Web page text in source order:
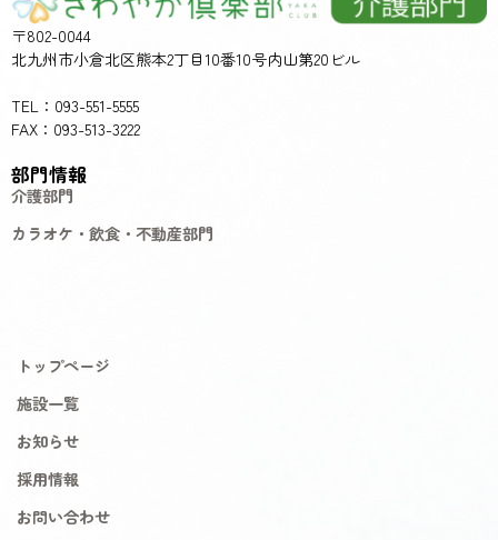
〒802-0044
北九州市小倉北区熊本2丁目10番10号内山第20ビル
TEL：093-551-5555
FAX：093-513-3222
部門情報
介護部門
カラオケ・飲食・不動産部門
トップページ
施設一覧
お知らせ
採用情報
お問い合わせ